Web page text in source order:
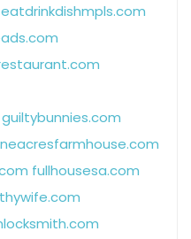
eatdrinkdishmpls.com
guiltybunnies.com
fullhousesa.com